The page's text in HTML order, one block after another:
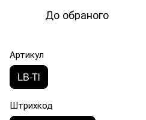
До обраного
Артикул
LB-Tl
Штрихкод